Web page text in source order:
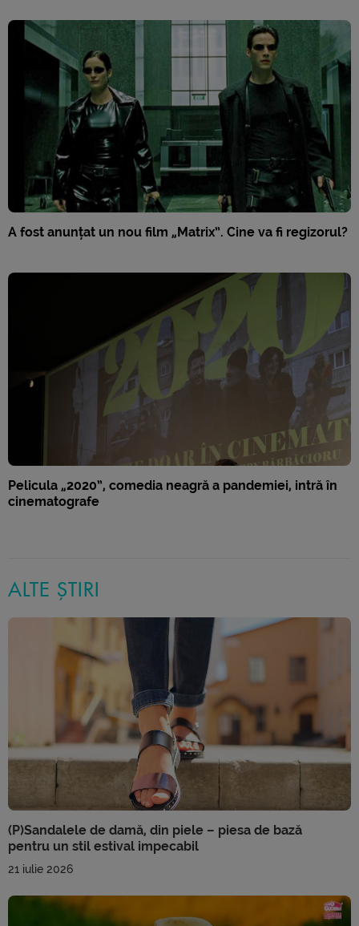
A fost anunțat un nou film „Matrix”. Cine va fi regizorul?
Pelicula „2020”, comedia neagră a pandemiei, intră în
cinematografe
ALTE ȘTIRI
(P)Sandalele de damă, din piele – piesa de bază
pentru un stil estival impecabil
21 iulie 2026